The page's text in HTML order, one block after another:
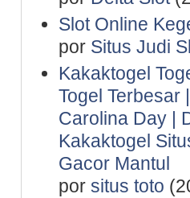
Slot Online
por Situs Judi
Kakaktogel
Togel Terbesar
Carolina Day |
Kakaktogel
Gacor Mantul
por situs toto